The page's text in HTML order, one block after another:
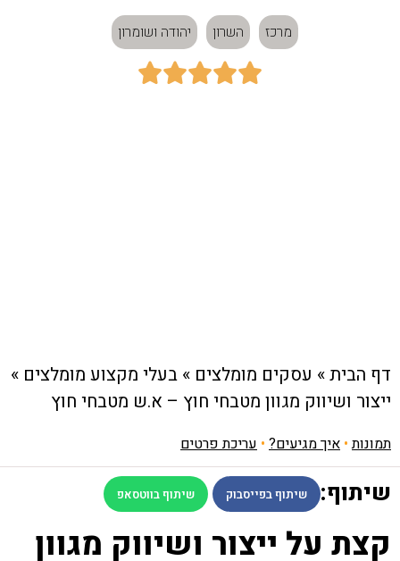
מרכז השרון יהודה ושומרון





דף הבית» עסקים מומלצים » בעלי מקצוע מומלצים »
ייצור ושיווק מגוון מטבחי חוץ – א.ש מטבחי חוץ
תמונות• איך מגיעים? • עריכת פרטים
שיתוף: שיתוף בפייסבוק שיתוף בווטסאפ
קצת על ייצור ושיווק מגוון